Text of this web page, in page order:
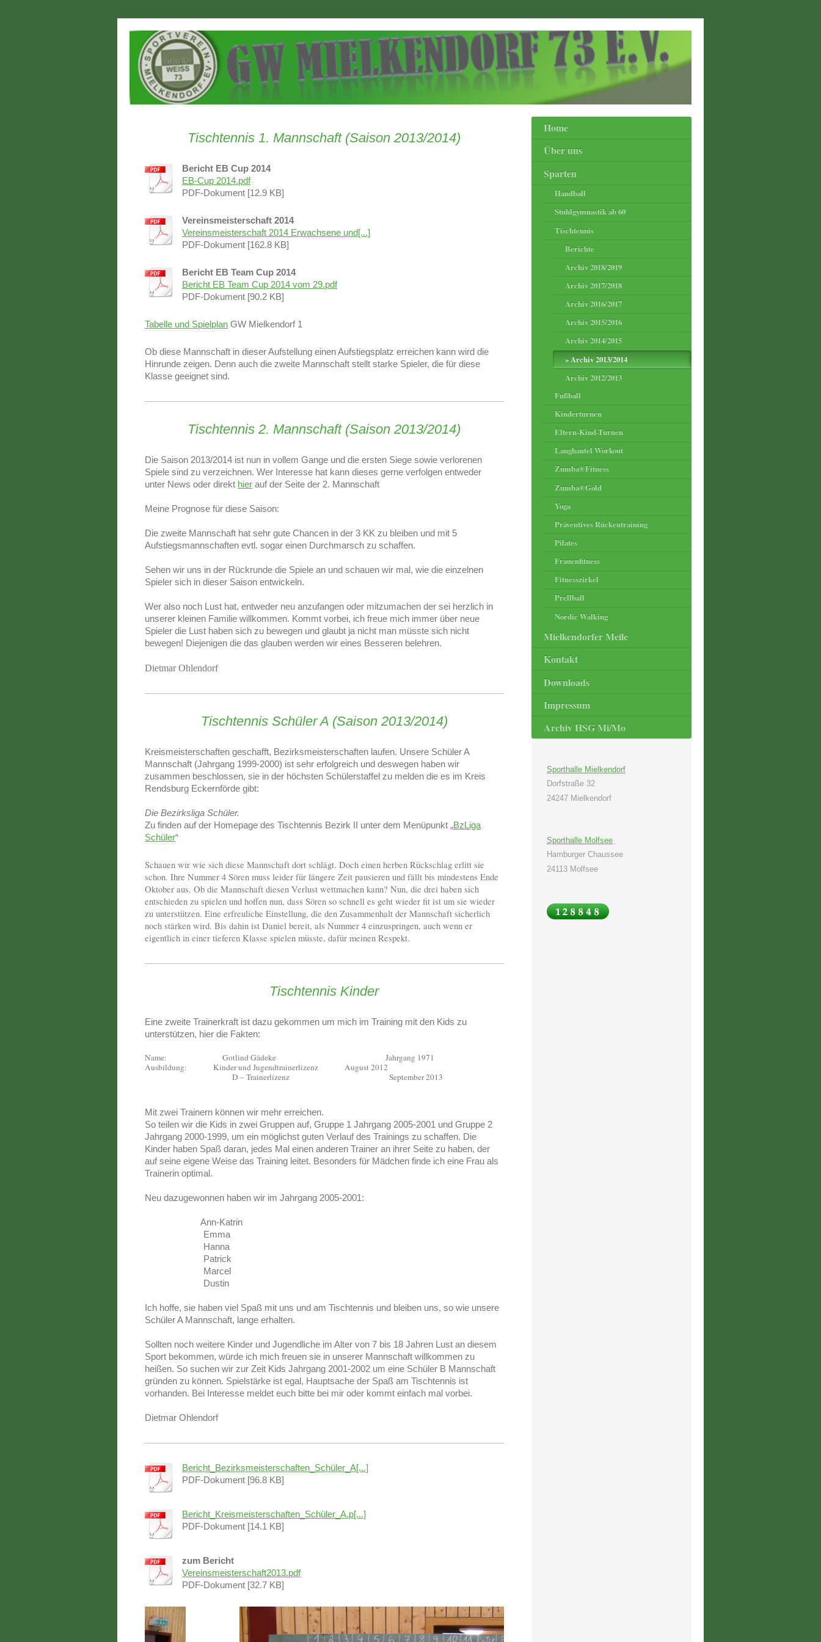
Tischtennis 1. Mannschaft (Saison 2013/2014)
Bericht EB Cup 2014
EB-Cup 2014.pdf
PDF-Dokument [12.9 KB]
Vereinsmeisterschaft 2014
Vereinsmeisterschaft 2014 Erwachsene und[...]
PDF-Dokument [162.8 KB]
Bericht EB Team Cup 2014
Bericht EB Team Cup 2014 vom 29.pdf
PDF-Dokument [90.2 KB]
Tabelle und Spielplan GW Mielkendorf 1
Ob diese Mannschaft in dieser Aufstellung einen Aufstiegsplatz erreichen kann wird die
Hinrunde zeigen. Denn auch die zweite Mannschaft stellt starke Spieler, die für diese
Klasse geeignet sind.
Tischtennis 2. Mannschaft (Saison 2013/2014)
Die Saison 2013/2014 ist nun in vollem Gange und die ersten Siege sowie verlorenen
Spiele sind zu verzeichnen. Wer Interesse hat kann dieses gerne verfolgen entweder
unter News oder direkt hier auf der Seite der 2. Mannschaft
Meine Prognose für diese Saison:
Die zweite Mannschaft hat sehr gute Chancen in der 3 KK zu bleiben und mit 5
Aufstiegsmannschaften evtl. sogar einen Durchmarsch zu schaffen.
Sehen wir uns in der Rückrunde die Spiele an und schauen wir mal, wie die einzelnen
Spieler sich in dieser Saison entwickeln.
Wer also noch Lust hat, entweder neu anzufangen oder mitzumachen der sei herzlich in
unserer kleinen Familie willkommen. Kommt vorbei, ich freue mich immer über neue
Spieler die Lust haben sich zu bewegen und glaubt ja nicht man müsste sich nicht
bewegen! Diejenigen die das glauben werden wir eines Besseren belehren.
Dietmar Ohlendorf
Tischtennis Schüler A (Saison 2013/2014)
Kreismeisterschaften geschafft, Bezirksmeisterschaften laufen. Unsere Schüler A
Mannschaft (Jahrgang 1999-2000) ist sehr erfolgreich und deswegen haben wir
zusammen beschlossen, sie in der höchsten Schülerstaffel zu melden die es im Kreis
Rendsburg Eckernförde gibt:
Die Bezirksliga Schüler.
Zu finden auf der Homepage des Tischtennis Bezirk II unter dem Menüpunkt „BzLiga
Schüler“
Schauen wir wie sich diese Mannschaft dort schlägt. Doch einen herben Rückschlag erlitt sie
schon. Ihre Nummer 4 Sören muss leider für längere Zeit pausieren und fällt bis mindestens Ende
Oktober aus. Ob die Mannschaft diesen Verlust wettmachen kann? Nun, die drei haben sich
entschieden zu spielen und hoffen nun, dass Sören so schnell es geht wieder fit ist um sie wieder
zu unterstützen. Eine erfreuliche Einstellung, die den Zusammenhalt der Mannschaft sicherlich
noch stärken wird. Bis dahin ist Daniel bereit, als Nummer 4 einzuspringen, auch wenn er
eigentlich in einer tieferen Klasse spielen müsste, dafür meinen Respekt.
Tischtennis Kinder
Eine zweite Trainerkraft ist dazu gekommen um mich im Training mit den Kids zu
unterstützen, hier die Fakten:
Name: Gotlind Gädeke
Jahrgang 1971
Ausbildung:
Kinder und Jugendtrainerlizenz
August 2012
D – Trainerlizenz
September 2013
Mit zwei Trainern können wir mehr erreichen.
So teilen wir die Kids in zwei Gruppen auf, Gruppe 1 Jahrgang 2005-2001 und Gruppe 2
Jahrgang 2000-1999, um ein möglichst guten Verlauf des Trainings zu schaffen. Die
Kinder haben Spaß daran, jedes Mal einen anderen Trainer an ihrer Seite zu haben, der
auf seine eigene Weise das Training leitet. Besonders für Mädchen finde ich eine Frau als
Trainerin optimal.
Neu dazugewonnen haben wir im Jahrgang 2005-2001:
Ann-Katrin
Emma
Hanna
Patrick
Marcel
Dustin
Ich hoffe, sie haben viel Spaß mit uns und am Tischtennis und bleiben uns, so wie unsere
Schüler A Mannschaft, lange erhalten.
Sollten noch weitere Kinder und Jugendliche im Alter von 7 bis 18 Jahren Lust an diesem
Sport bekommen, würde ich mich freuen sie in unserer Mannschaft willkommen zu
heißen. So suchen wir zur Zeit Kids Jahrgang 2001-2002 um eine Schüler B Mannschaft
gründen zu können. Spielstärke ist egal, Hauptsache der Spaß am Tischtennis ist
vorhanden. Bei Interesse meldet euch bitte bei mir oder kommt einfach mal vorbei.
Dietmar Ohlendorf
Bericht_Bezirksmeisterschaften_Schüler_A[...]
PDF-Dokument [96.8 KB]
Bericht_Kreismeisterschaften_Schüler_A.p[...]
PDF-Dokument [14.1 KB]
zum Bericht
Vereinsmeisterschaft2013.pdf
PDF-Dokument [32.7 KB]
Home
Über uns
Sparten
Handball
Stuhlgymnastik ab 60
Tischtennis
Berichte
Archiv 2018/2019
Archiv 2017/2018
Archiv 2016/2017
Archiv 2015/2016
Archiv 2014/2015
Archiv 2013/2014
Archiv 2012/2013
Fußball
Kinderturnen
Eltern-Kind-Turnen
Langhantel Workout
Zumba®Fitness
Zumba®Gold
Yoga
Präventives Rückentraining
Pilates
Frauenfitness
Fitnesszirkel
Prellball
Nordic Walking
Mielkendorfer Meile
Kontakt
Downloads
Impressum
Archiv HSG Mi/Mo
Sporthalle Mielkendorf
Dorfstraße 32
24247 Mielkendorf
Sporthalle Molfsee
Hamburger Chaussee
24113 Molfsee